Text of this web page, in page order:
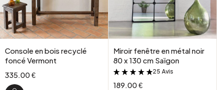
Console en bois recyclé
foncé Vermont
335.00 €
Miroir fenêtre en métal noir
80 x 130 cm Saïgon
&
25 Avis
189.00 €